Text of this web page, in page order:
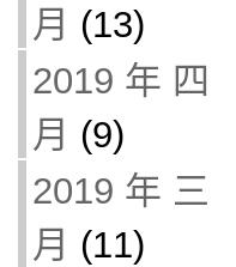
月 (13)
2019 年 四
月 (9)
2019 年 三
月 (11)